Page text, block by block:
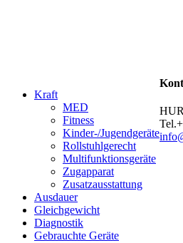
Kraft
MED
Fitness
Kinder-/Jugendgeräte
Rollstuhlgerecht
Multifunktionsgeräte
Zugapparat
Zusatzausstattung
Ausdauer
Gleichgewicht
Diagnostik
Gebrauchte Geräte